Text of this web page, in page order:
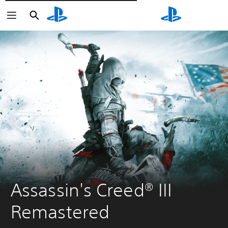
Поиск
Поиск
Assassin's Creed® III
Remastered